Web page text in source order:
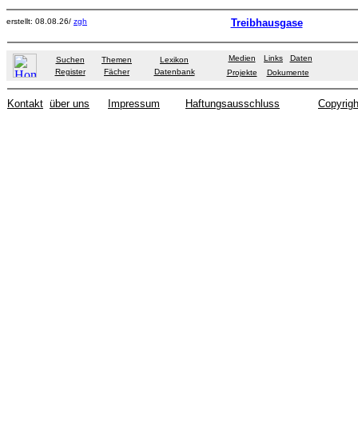
erstellt: 08.08.26/ zgh Treibhausgase
Suchen Themen
Lexikon
Register
Fächer Datenbank
Medien Links
Daten
Projekte
Dokumente
Kontakt über uns Impressum Haftungsausschluss